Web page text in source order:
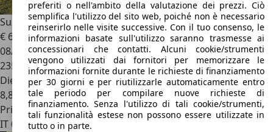
Suzuki Samurai Samurai Berlina 1.9 td VX De Luxe
€ 6.500
08/1999
235.000 km
Diesel
8,8 l/100 km (comb.)
Privato
IT 00019Tivoli
preferiti o nell'ambito della valutazione dei prezzi. Ciò
semplifica l'utilizzo del sito web, poiché non è necessario
reinserirlo nelle visite successive. Con il tuo consenso, le
informazioni basate sull'utilizzo saranno trasmesse ai
concessionari che contatti. Alcuni cookie/strumenti
vengono utilizzati dai fornitori per memorizzare le
informazioni fornite durante le richieste di finanziamento
per 30 giorni e per riutilizzarle automaticamente entro
tale periodo per compilare nuove richieste di
finanziamento. Senza l'utilizzo di tali cookie/strumenti,
tali funzionalità estese non possono essere utilizzate in
tutto o in parte.